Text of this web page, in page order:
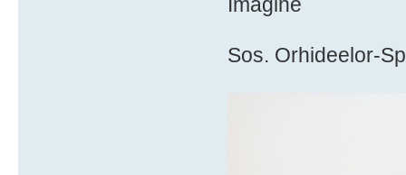
Sos. Orhideelor-